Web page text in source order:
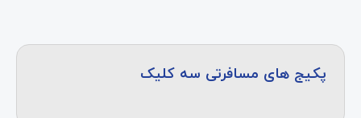
پکیج های مسافرتی سه کلیک